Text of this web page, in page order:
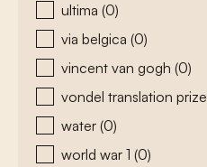
ultima (0)
via belgica (0)
vincent van gogh (0)
vondel translation prize
water (0)
world war 1 (0)